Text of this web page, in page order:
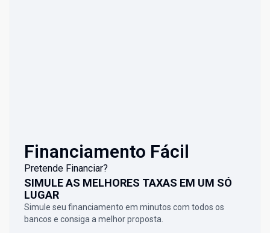
Financiamento Fácil
Pretende Financiar?
SIMULE AS MELHORES TAXAS EM UM SÓ
LUGAR
Simule seu financiamento em minutos com todos os
bancos e consiga a melhor proposta.